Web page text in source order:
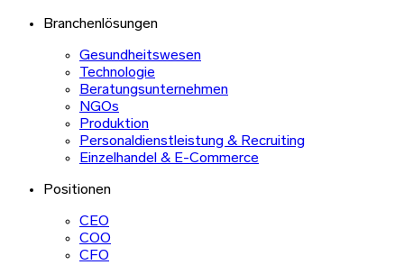
Branchenlösungen
Gesundheitswesen
Technologie
Beratungsunternehmen
NGOs
Produktion
Personaldienstleistung & Recruiting
Einzelhandel & E-Commerce
Positionen
CEO
COO
CFO